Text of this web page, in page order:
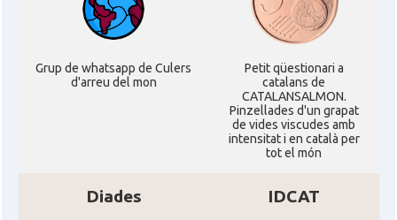
CAMON Catalans a UTAH
CAMON Catalans a VIRGINIA
Catalans a WASHINGTON DC
Grup de whatsapp de Culers
d'arreu del mon
Petit qüestionari a
catalans de
CATALANSALMON.
Pinzellades d'un grapat
de vides viscudes amb
intensitat i en català per
tot el món
Diades IDCAT